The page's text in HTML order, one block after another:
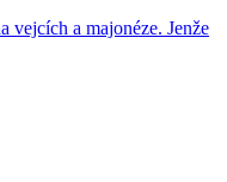
vejcích a majonéze. Jenže